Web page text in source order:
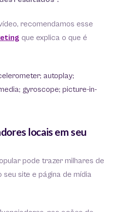
recomendamos esse
que explica o que é
autoplay;
gyroscope; picture-in-
locais em seu
pode trazer milhares de
site e página de mídia